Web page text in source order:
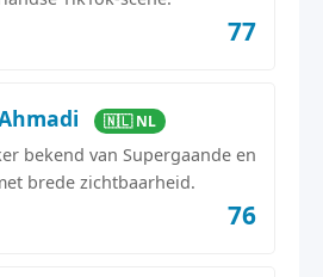
77
🇳🇱 NL
bekend van Supergaande en
brede zichtbaarheid.
76